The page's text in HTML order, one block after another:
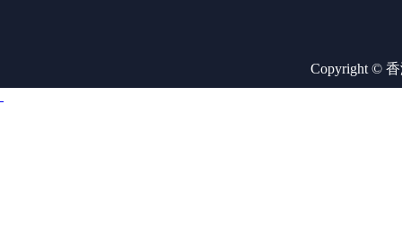
Copyright © 香